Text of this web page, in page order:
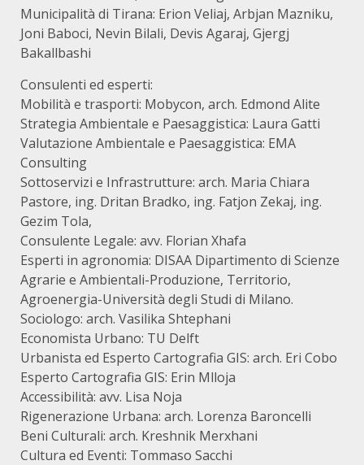
Municipalità di Tirana: Erion Veliaj, Arbjan Mazniku,
Joni Baboci, Nevin Bilali, Devis Agaraj, Gjergj
Bakallbashi
Consulenti ed esperti:
Mobilità e trasporti: Mobycon, arch. Edmond Alite
Strategia Ambientale e Paesaggistica: Laura Gatti
Valutazione Ambientale e Paesaggistica: EMA
Consulting
Sottoservizi e Infrastrutture: arch. Maria Chiara
Pastore, ing. Dritan Bradko, ing. Fatjon Zekaj, ing.
Gezim Tola,
Consulente Legale: avv. Florian Xhafa
Esperti in agronomia: DISAA Dipartimento di Scienze
Agrarie e Ambientali-Produzione, Territorio,
Agroenergia-Università degli Studi di Milano.
Sociologo: arch. Vasilika Shtephani
Economista Urbano: TU Delft
Urbanista ed Esperto Cartografia GIS: arch. Eri Cobo
Esperto Cartografia GIS: Erin Mlloja
Accessibilità: avv. Lisa Noja
Rigenerazione Urbana: arch. Lorenza Baroncelli
Beni Culturali: arch. Kreshnik Merxhani
Cultura ed Eventi: Tommaso Sacchi